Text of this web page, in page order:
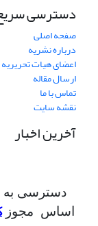
دسترسی
صفحه اصلی
درباره نشریه
اعضای هیات تحریریه
ارسال مقاله
تماس با ما
نقشه سایت
آخرین اخبار
دسترسی به
اساس مجوز